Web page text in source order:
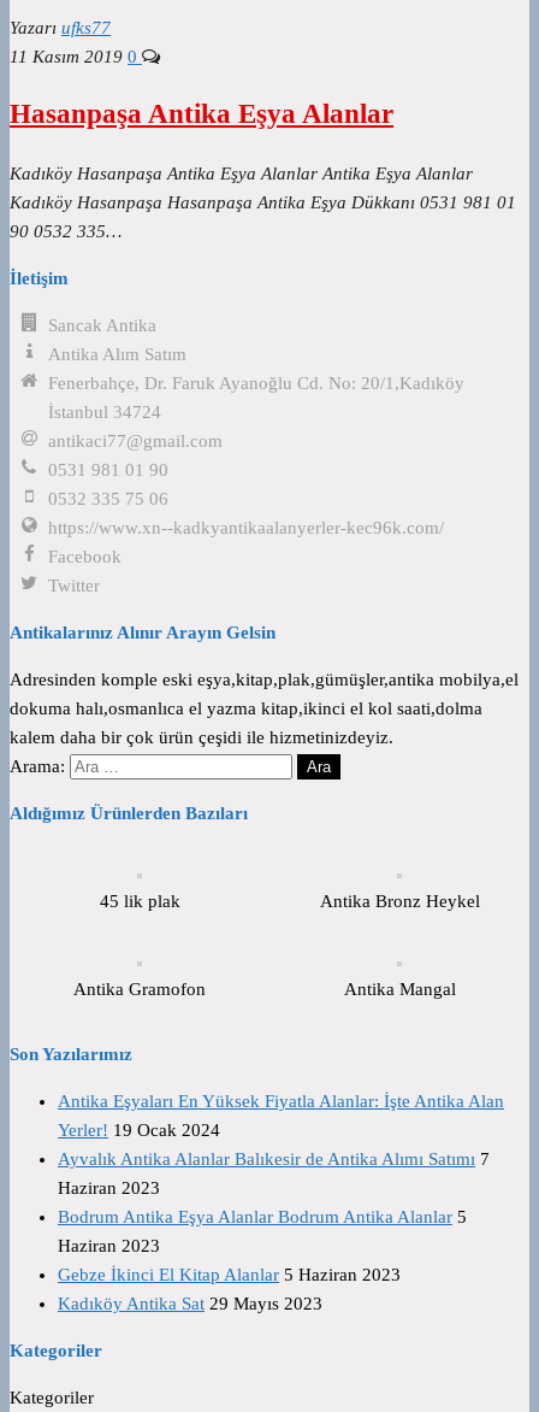
Yazarı ufks77
11 Kasım 2019 0
Hasanpaşa Antika Eşya Alanlar
Kadıköy Hasanpaşa Antika Eşya Alanlar Antika Eşya Alanlar
Kadıköy Hasanpaşa Hasanpaşa Antika Eşya Dükkanı 0531 981 01
90 0532 335…
İletişim
Sancak Antika
Antika Alım Satım
Fenerbahçe, Dr. Faruk Ayanoğlu Cd. No: 20/1,Kadıköy
İstanbul 34724
antikaci77@gmail.com
0531 981 01 90
0532 335 75 06
https://www.xn--kadkyantikaalanyerler-kec96k.com/
Facebook
Twitter
Antikalarınız Alınır Arayın Gelsin
Adresinden komple eski eşya,kitap,plak,gümüşler,antika mobilya,el
dokuma halı,osmanlıca el yazma kitap,ikinci el kol saati,dolma
kalem daha bir çok ürün çeşidi ile hizmetinizdeyiz.
Arama:
Aldığımız Ürünlerden Bazıları
45 lik plak Antika Bronz Heykel
Antika Gramofon Antika Mangal
Son Yazılarımız
Antika Eşyaları En Yüksek Fiyatla Alanlar: İşte Antika Alan
Yerler! 19 Ocak 2024
Ayvalık Antika Alanlar Balıkesir de Antika Alımı Satımı 7
Haziran 2023
Bodrum Antika Eşya Alanlar Bodrum Antika Alanlar 5
Haziran 2023
Gebze İkinci El Kitap Alanlar 5 Haziran 2023
Kadıköy Antika Sat 29 Mayıs 2023
Kategoriler
Kategoriler